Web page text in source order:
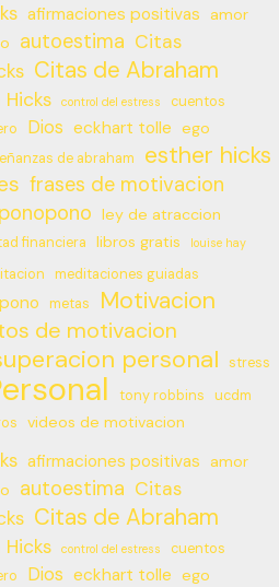
afirmaciones positivas
amor
autoestima Citas
Citas de Abraham
control del estress cuentos
Dios eckhart tolle ego
de abraham esther hicks
frases de motivacion
ley de atraccion
financiera libros gratis louise hay
meditaciones guiadas
metas Motivacion
de motivacion
personal stress
tony robbins
ucdm
videos de motivacion
afirmaciones positivas
amor
autoestima Citas
Citas de Abraham
control del estress cuentos
Dios eckhart tolle ego